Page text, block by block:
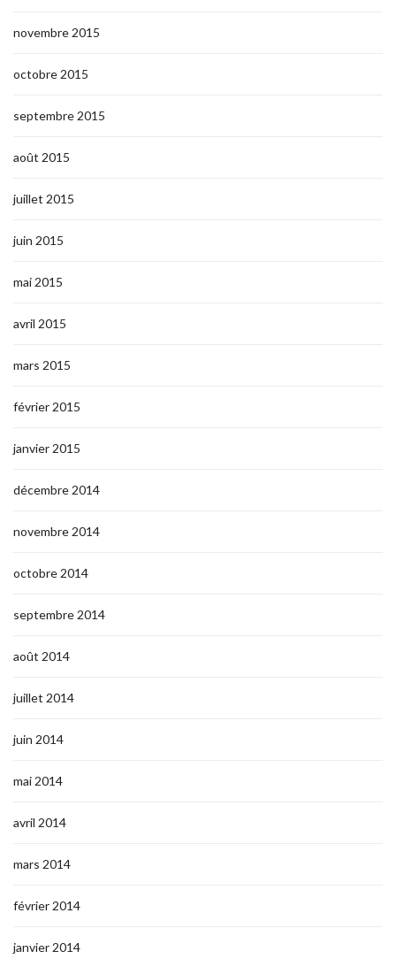
novembre 2015
octobre 2015
septembre 2015
août 2015
juillet 2015
juin 2015
mai 2015
avril 2015
mars 2015
février 2015
janvier 2015
décembre 2014
novembre 2014
octobre 2014
septembre 2014
août 2014
juillet 2014
juin 2014
mai 2014
avril 2014
mars 2014
février 2014
janvier 2014